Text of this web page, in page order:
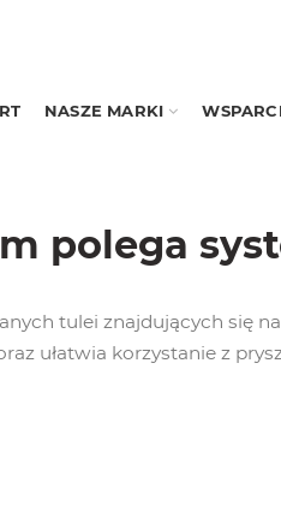
NASZE MARKI
polega
tulei znajdujących się
ułatwia korzystanie z